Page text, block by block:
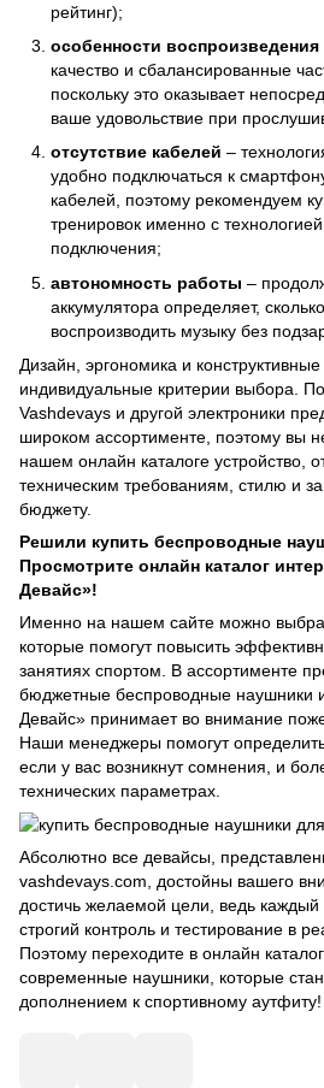
рейтинг);
особенности
качество и сбалансированные
поскольку это оказывает
ваше удовольствие при
отсутствие кабелей –
удобно подключаться к
кабелей, поэтому рекомендуем
тренировок именно с
подключения;
автономность работы –
аккумулятора определяет,
воспроизводить музыку без
Дизайн, эргономика и
индивидуальные критерии выбора.
Vashdevays и другой электроники
широком ассортименте, поэтому вы
нашем онлайн каталоге устройство,
техническим требованиям, стилю и
бюджету.
Решили купить беспроводные
Просмотрите онлайн каталог
Девайс»!
Именно на нашем сайте можно
которые помогут повысить
занятиях спортом. В ассортименте
бюджетные беспроводные наушники
Девайс» принимает во внимание
Наши менеджеры помогут
если у вас возникнут сомнения, и
технических параметрах.
Абсолютно все девайсы,
vashdevays.com, достойны вашего
достичь желаемой цели, ведь
строгий контроль и тестирование в
Поэтому переходите в онлайн
современные наушники, которые
дополнением к спортивному аутфиту!